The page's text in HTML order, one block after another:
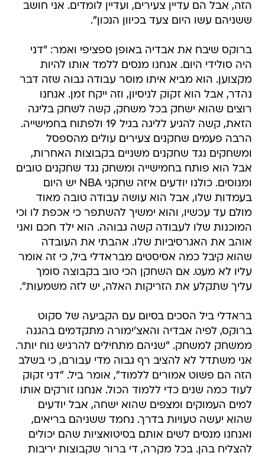
הזה, אבל הם עדיין צעירים, ועדיין לומדים. אני חושב
ששניהם עשו היום צעד בכיוון הנכון".
ברוקס שיבח את אבדיה באופן ספציפי ואמר: "דני
היה סולידי היום. אנחנו מנסים ללמד אותו להיות
מקצוען. הוא מביא איתו מוסר עבודה גבוה שזה דבר
נהדר, אבל הוא זקוק לניסיון, וזה ייקח זמן. אנחנו
רוצים שהוא ישחק בכל משחק, קשה לשחק בליגה
הזאת, קשה להגיע לליגה בגיל 19 ולפתוח בחמישייה.
הרבה פעמים שחקנים צעירים עולים מהספסל
ומשחקים נגד שחקנים משניים בקבוצות האחרות,
אבל הוא פותח בחמישייה ומשחק נגד שחקנים טובים
ומנוסים. כולנו יודעים איזה שחקני NBA יש היום
בעמדות שלו, אבל הוא עושה עבודה טובה מאוד
מולם עד עכשיו, והוא ימשיך להשתפר כי אכפת לו וכי
המוכנות שלו לעבודה קשה גבוהה. הוא ילד חכם ואני
אוהב את האגרסיביות שלו. אהבתי את העובדה
שהוא קיבל כמה אסיסטים מבראדלי ביל, כי זה אומר
עליו לא מעט. אם השחקן הכי טוב בקבוצה סומך
עליך שתקלע את הזריקות האלה, יש לזה משמעות".
בראדלי ביל הסכים בסיום עם הקביעה של סקוט
ברוקס, לפיה אבדיה והאצ'ימורה מתקדמים בהגנה
ממשחק למשחק. "שניהם מתחילים להרגיש נוח יותר.
אני משתדל לא להציב רף גבוה מדי עבורם, כי בשלב
הזה הם פשוט אמורים ללמוד", אומר ביל. "דני זקוק
לעוד כמה שנים כדי ללמוד הכול. אנחנו זורקים אותו
למים העמוקים ומצפים שהוא ישחה, אבל יודעים
שהוא יעשה טעויות בדרך. נחמד ששניהם בריאים,
ואנחנו מנסים לשים אותם בסיטואציות שהם יכולים
להצליח בהן. בכל מקרה, די ברור שקבוצות יריבות